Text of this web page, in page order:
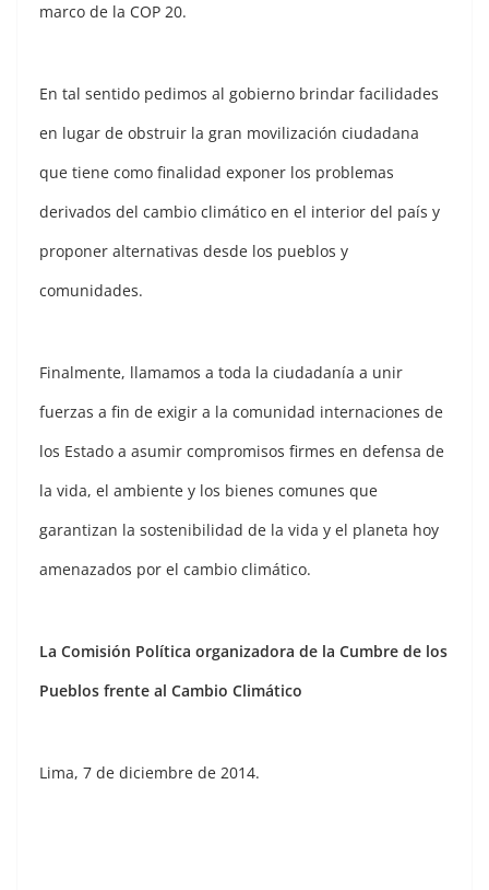
marco de la COP 20.
En tal sentido pedimos al gobierno brindar facilidades
en lugar de obstruir la gran movilización ciudadana
que tiene como finalidad exponer los problemas
derivados del cambio climático en el interior del país y
proponer alternativas desde los pueblos y
comunidades.
Finalmente, llamamos a toda la ciudadanía a unir
fuerzas a fin de exigir a la comunidad internaciones de
los Estado a asumir compromisos firmes en defensa de
la vida, el ambiente y los bienes comunes que
garantizan la sostenibilidad de la vida y el planeta hoy
amenazados por el cambio climático.
La Comisión Política organizadora de la Cumbre de los
Pueblos frente al Cambio Climático
Lima, 7 de diciembre de 2014.